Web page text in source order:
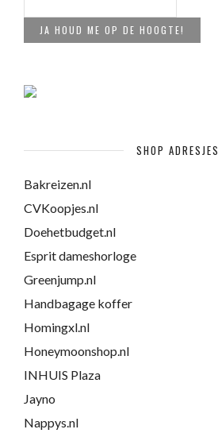
SHOP ADRESJES
Bakreizen.nl
CVKoopjes.nl
Doehetbudget.nl
Esprit dameshorloge
Greenjump.nl
Handbagage koffer
Homingxl.nl
Honeymoonshop.nl
INHUIS Plaza
Jayno
Nappys.nl